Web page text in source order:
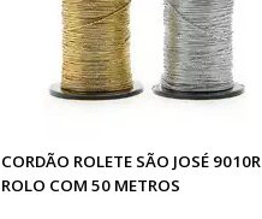
CORDÃO ROLETE SÃO JOSÉ 9010R
ROLO COM 50 METROS